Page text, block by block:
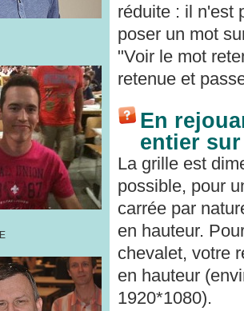
réduite : il n'est
poser un mot
"Voir le mot
retenue et
En
entier
La grille est
possible, pour
carrée par
en hauteur.
chevalet, votre
en hauteur
1920*1080).